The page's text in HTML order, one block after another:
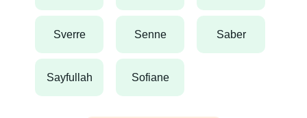
sverre senne saber
sayfullah sofiane